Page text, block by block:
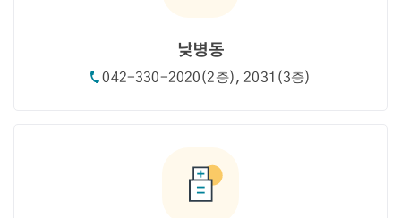
낮병동
042-330-2020(2층), 2031(3층)